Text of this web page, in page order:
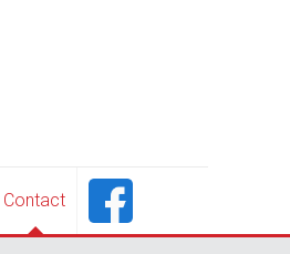
Contact